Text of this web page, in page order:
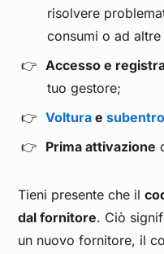
risolvere
consumi o ad
Accesso e
tuo gestore;
Voltura e subentro
Prima attivazione
Tieni presente che il
dal fornitore. Ciò
un nuovo fornitore, il